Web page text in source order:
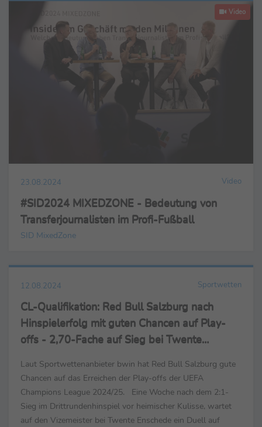
Video
23.08.2024 Video
#SID2024 MIXEDZONE - Bedeutung von
Transferjournalisten im Profi-Fußball
SID MixedZone
12.08.2024 Sportwetten
CL-Qualifikation: Red Bull Salzburg nach
Hinspielerfolg mit guten Chancen auf Play-
offs - 2,70-Fache auf Sieg bei Twente
Laut Sportwettenanbieter bwin hat Red Bull Salzburg gute
Chancen auf das Erreichen der Play-offs der UEFA
Champions League 2024/25. Eine Woche nach dem 2:1-
Sieg im Drittrundenhinspiel vor heimischer Kulisse, wartet
auf den Vizemeister bei Twente Enschede ein Duell auf